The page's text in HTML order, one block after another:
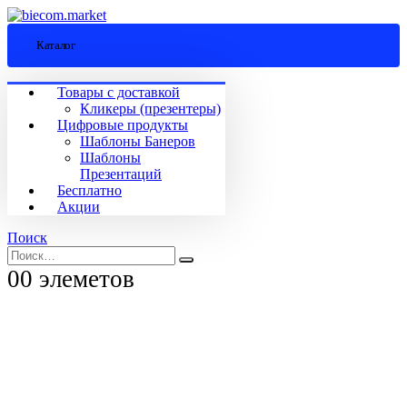
Каталог
Товары с доставкой
Кликеры (презентеры)
Цифровые продукты
Шаблоны Банеров
Шаблоны
Презентаций
Бесплатно
Акции
Поиск
00 элеметов